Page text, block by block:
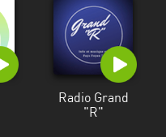
Radio Grand
"R"